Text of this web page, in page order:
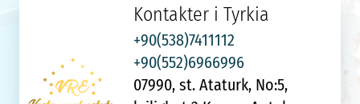
Kontakter i Tyrkia
+90(538)7411112
+90(552)6966996
07990, st. Ataturk, No:5,